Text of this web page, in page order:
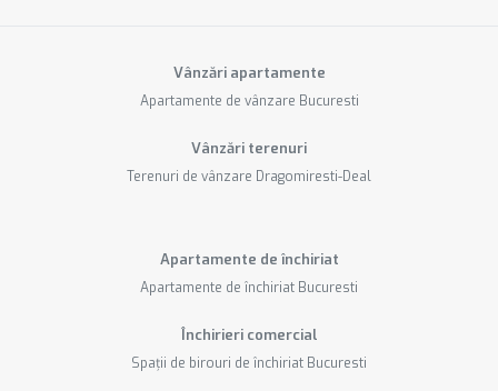
Vânzări apartamente
Apartamente de vânzare Bucuresti
Vânzări terenuri
Terenuri de vânzare Dragomiresti-Deal
Apartamente de închiriat
Apartamente de închiriat Bucuresti
Închirieri comercial
Spații de birouri de închiriat Bucuresti